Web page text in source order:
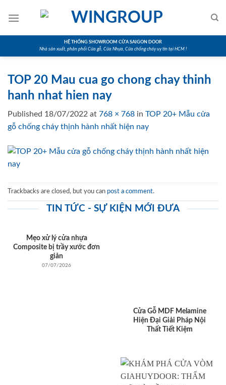
HỆ THỐNG SHOWROOM CỬA SAIGON DOOR
Nhà sản xuất, phân phối Cửa gỗ, Cửa Nhựa, Cửa chống cháy uy tín tại HCM !
TOP 20 Mau cua go chong chay thinh
hanh nhat hien nay
Published 18/07/2022 at 768 × 768 in TOP 20+ Mẫu cửa
gỗ chống cháy thịnh hành nhất hiện nay
Trackbacks are closed, but you can post a comment.
TIN TỨC - SỰ KIỆN MỚI ĐƯA
Mẹo xử lý cửa nhựa
Composite bị trầy xước đơn
giản
07/07/2026
Cửa Gỗ MDF Melamine
Hiện Đại Giải Pháp Nội
Thất Tiết Kiệm